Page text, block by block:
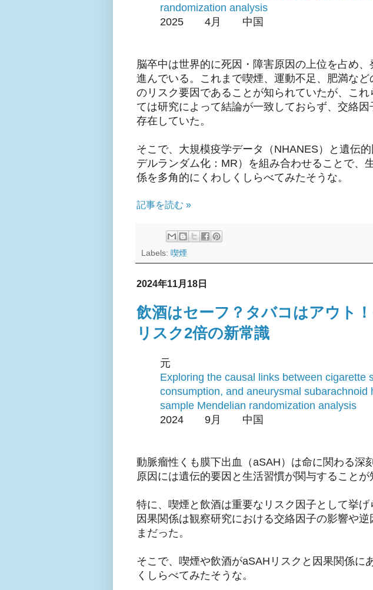
randomization analysis
2025 4月 中国
脳卒中は世界的に死因・障害原因の上位を占め、
進んでいる。これまで喫煙、運動不足、肥満など
のリスク要因であることが知られていたが、こ
ては研究によって結論が一致しておらず、交絡
存在していた。
そこで、大規模疫学データ（NHANES）と遺伝
デルランダム化：MR）を組み合わせることで、
係を多角的にくわしくしらべてみたそうな。
記事を読む »
Labels: 喫煙
2024年11月18日
飲酒はセーフ？タバコはアウト
リスク2倍の新常識
元
Exploring the causal links between cigarette
consumption, and aneurysmal subarachnoid
sample Mendelian randomization analysis
2024 9月 中国
動脈瘤性くも膜下出血（aSAH）は命に関わる深
原因には遺伝的要因と生活習慣が関与することが
特に、喫煙と飲酒は重要なリスク因子として挙
因果関係は観察研究における交絡因子の影響や逆
まだった。
そこで、喫煙や飲酒がaSAHリスクと因果関係に
くしらべてみたそうな。